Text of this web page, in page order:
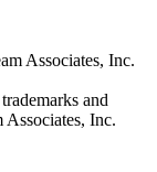
Associates, Inc.
and
Associates, Inc.